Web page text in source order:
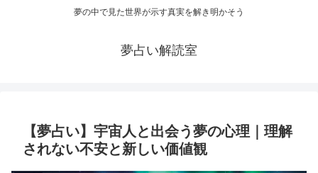
夢の中で見た世界が示す真実を解き明かそう
夢占い解読室
【夢占い】宇宙人と出会う夢の心理｜理解
されない不安と新しい価値観